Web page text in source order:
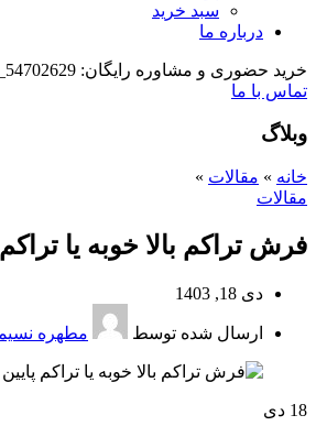
سبد خرید
درباره ما
خرید حضوری و مشاوره رایگان: 54702629_031
تماس با ما
وبلاگ
خانه » مقالات »
مقالات
فرش تراکم بالا خوبه یا
دی 18, 1403
ارسال شده توسط مطهره
18 دی